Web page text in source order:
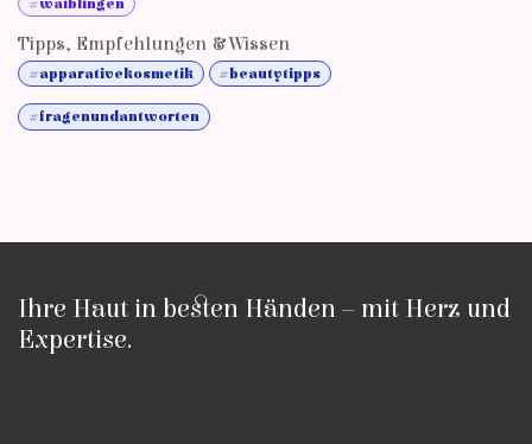
Tipps, Empfehlungen & Wissen
#apparativekosmetik #beautytipps
#fragenundantworten
Ihre Haut in besten Händen – mit Herz und
Expertise.